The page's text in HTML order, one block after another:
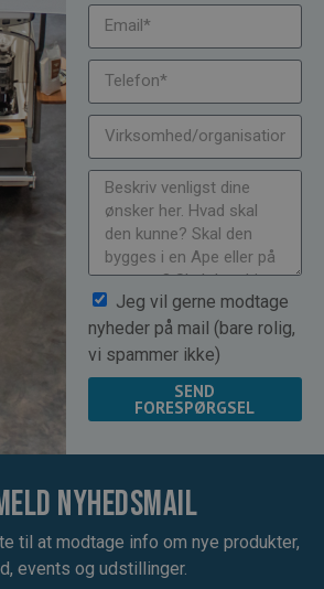
Jeg vil gerne modtage
nyheder på mail (bare rolig,
vi spammer ikke)
SEND
FORESPØRGSEL
nyhedsmail
til at modtage info om nye produkter,
events og udstillinger.